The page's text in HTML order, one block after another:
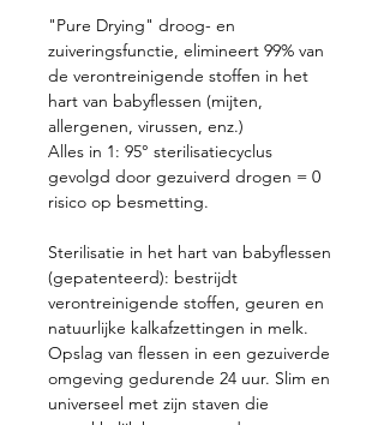
"Pure Drying" droog- en
zuiveringsfunctie, elimineert 99% van
de verontreinigende stoffen in het
hart van babyflessen (mijten,
allergenen, virussen, enz.)
Alles in 1: 95° sterilisatiecyclus
gevolgd door gezuiverd drogen = 0
risico op besmetting.
Sterilisatie in het hart van babyflessen
(gepatenteerd): bestrijdt
verontreinigende stoffen, geuren en
natuurlijke kalkafzettingen in melk.
Opslag van flessen in een gezuiverde
omgeving gedurende 24 uur. Slim en
universeel met zijn staven die